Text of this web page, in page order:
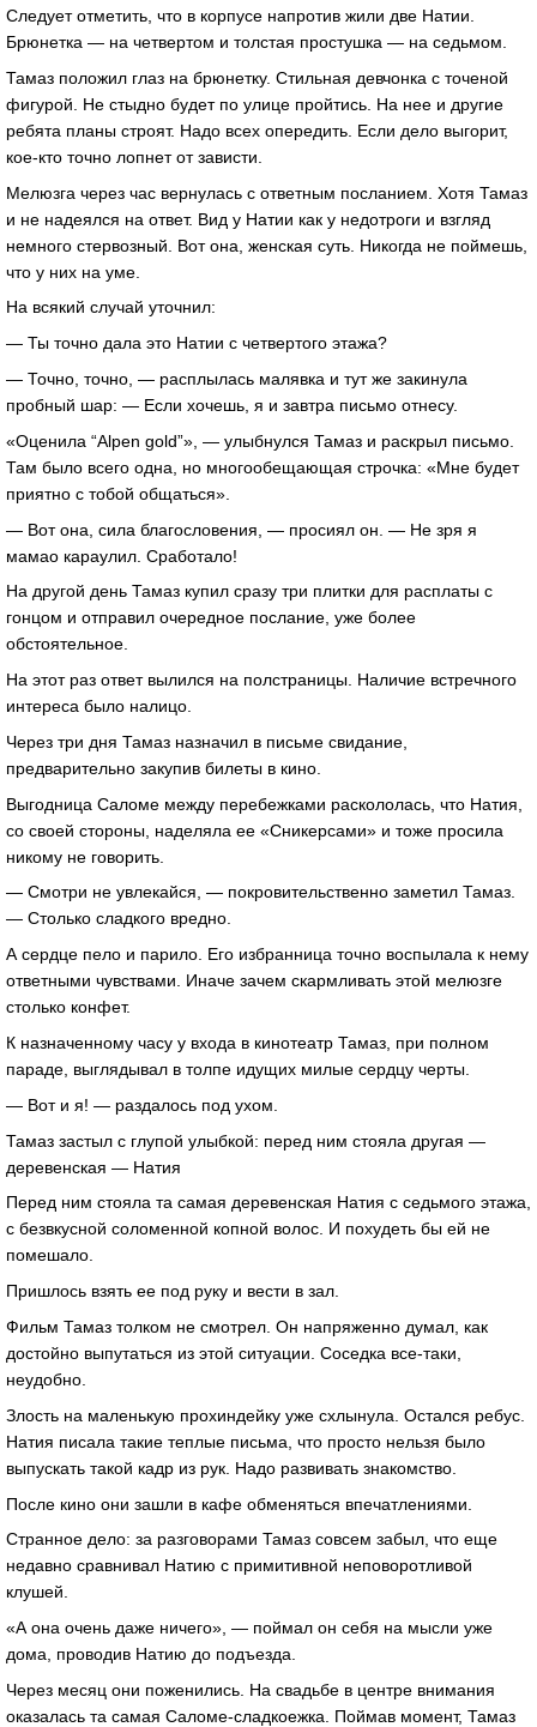
Следует отметить, что в корпусе напротив жили две Натии.
Брюнетка — на четвертом и толстая простушка — на седьмом.
Тамаз положил глаз на брюнетку. Стильная девчонка с точеной
фигурой. Не стыдно будет по улице пройтись. На нее и другие
ребята планы строят. Надо всех опередить. Если дело выгорит,
кое-кто точно лопнет от зависти.
Мелюзга через час вернулась с ответным посланием. Хотя Тамаз
и не надеялся на ответ. Вид у Натии как у недотроги и взгляд
немного стервозный. Вот она, женская суть. Никогда не поймешь,
что у них на уме.
На всякий случай уточнил:
— Ты точно дала это Натии с четвертого этажа?
— Точно, точно, — расплылась малявка и тут же закинула
пробный шар: — Если хочешь, я и завтра письмо отнесу.
«Оценила “Alpen gold”», — улыбнулся Тамаз и раскрыл письмо.
Там было всего одна, но многообещающая строчка: «Мне будет
приятно с тобой общаться».
— Вот она, сила благословения, — просиял он. — Не зря я
мамао караулил. Сработало!
На другой день Тамаз купил сразу три плитки для расплаты с
гонцом и отправил очередное послание, уже более
обстоятельное.
На этот раз ответ вылился на полстраницы. Наличие встречного
интереса было налицо.
Через три дня Тамаз назначил в письме свидание,
предварительно закупив билеты в кино.
Выгодница Саломе между перебежками раскололась, что Натия,
со своей стороны, наделяла ее «Сникерсами» и тоже просила
никому не говорить.
— Смотри не увлекайся, — покровительственно заметил Тамаз.
— Столько сладкого вредно.
А сердце пело и парило. Его избранница точно воспылала к нему
ответными чувствами. Иначе зачем скармливать этой мелюзге
столько конфет.
К назначенному часу у входа в кинотеатр Тамаз, при полном
параде, выглядывал в толпе идущих милые сердцу черты.
— Вот и я! — раздалось под ухом.
Тамаз застыл с глупой улыбкой: перед ним стояла другая —
деревенская — Натия
Перед ним стояла та самая деревенская Натия с седьмого этажа,
с безвкусной соломенной копной волос. И похудеть бы ей не
помешало.
Пришлось взять ее под руку и вести в зал.
Фильм Тамаз толком не смотрел. Он напряженно думал, как
достойно выпутаться из этой ситуации. Соседка все-таки,
неудобно.
Злость на маленькую прохиндейку уже схлынула. Остался ребус.
Натия писала такие теплые письма, что просто нельзя было
выпускать такой кадр из рук. Надо развивать знакомство.
После кино они зашли в кафе обменяться впечатлениями.
Странное дело: за разговорами Тамаз совсем забыл, что еще
недавно сравнивал Натию с примитивной неповоротливой
клушей.
«А она очень даже ничего», — поймал он себя на мысли уже
дома, проводив Натию до подъезда.
Через месяц они поженились. На свадьбе в центре внимания
оказалась та самая Саломе-сладкоежка. Поймав момент, Тамаз